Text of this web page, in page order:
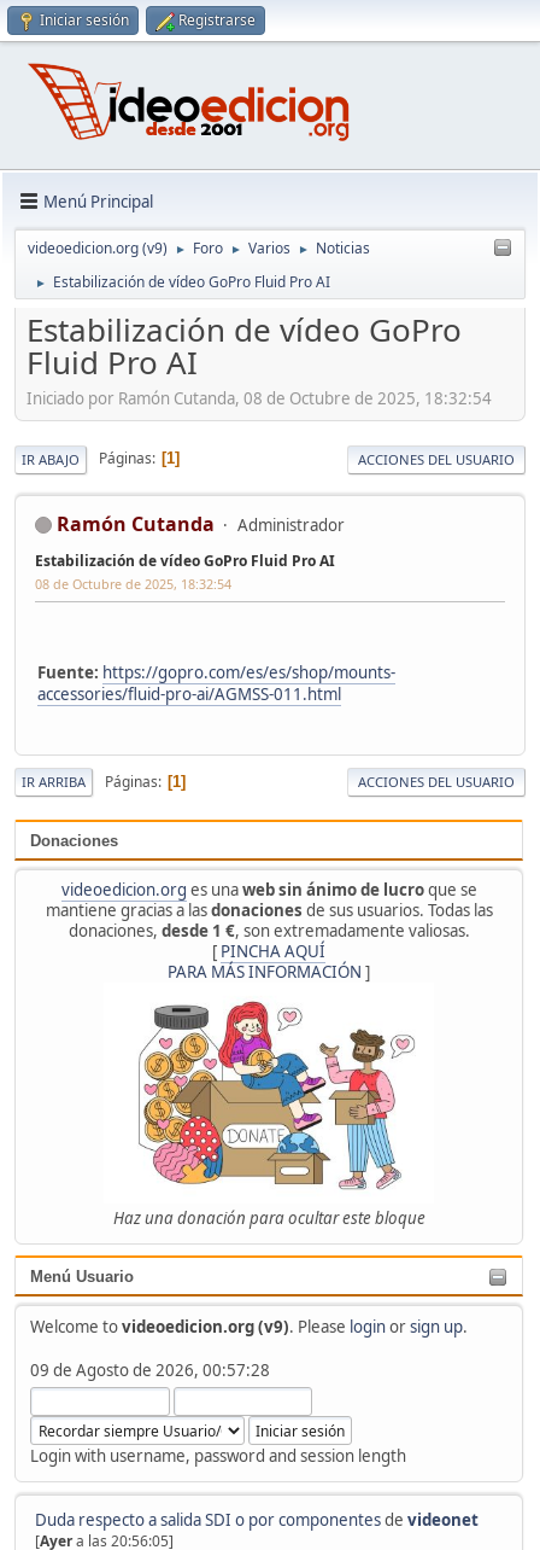
Iniciar sesión Registrarse
Menú Principal
videoedicion.org (v9) ► Foro ► Varios ► Noticias
► Estabilización de vídeo GoPro Fluid Pro AI
Donaciones
videoedicion.org es unaweb sin ánimo de lucroque se
mantiene gracias a lasdonaciones de sus usuarios. Todas las
donaciones, desde 1 €, son extremadamente valiosas.
[ PINCHA AQUÍ
PARA MÁS INFORMACIÓN ]
Haz una donación para ocultar este bloque
Menú Usuario
Welcome tovideoedicion.org (v9). Please loginorsign up.
09 de Agosto de 2026, 00:57:28
Login with username, password and session length
Duda respecto a salida SDI o por componentesde videonet
[Ayera las 20:56:05]
Estabilización de vídeo GoPro
Fluid Pro AI
Iniciado por Ramón Cutanda, 08 de Octubre de 2025, 18:32:54
IR ABAJO Páginas 1 ACCIONES DEL USUARIO
Ramón Cutanda Administrador
Estabilización de vídeo GoPro Fluid Pro AI
08 de Octubre de 2025, 18:32:54
Fuente: https://gopro.com/es/es/shop/mounts-
accessories/fluid-pro-ai/AGMSS-011.html
IR ARRIBA Páginas 1 ACCIONES DEL USUARIO